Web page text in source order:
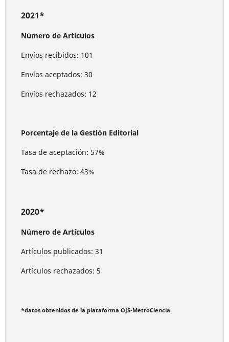
2021*
Número de Artículos
Envíos recibidos: 101
Envíos aceptados: 30
Envíos rechazados: 12
Porcentaje de la Gestión Editorial
Tasa de aceptación: 57%
Tasa de rechazo: 43%
2020*
Número de Artículos
Artículos publicados: 31
Artículos rechazados: 5
*datos obtenidos de la plataforma OJS-MetroCiencia